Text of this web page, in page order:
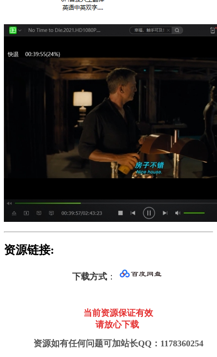
资源链接:
下载方式 ：
当前资源保证有效
请放心下载
资源如有任何问题可加站长QQ：1178360254